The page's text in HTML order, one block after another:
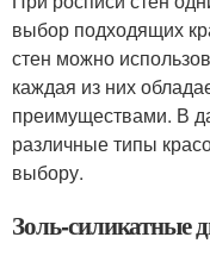
выбор подходящих
стен можно
каждая из них
преимуществами. В
различные типы
выбору.
Золь-силикатные